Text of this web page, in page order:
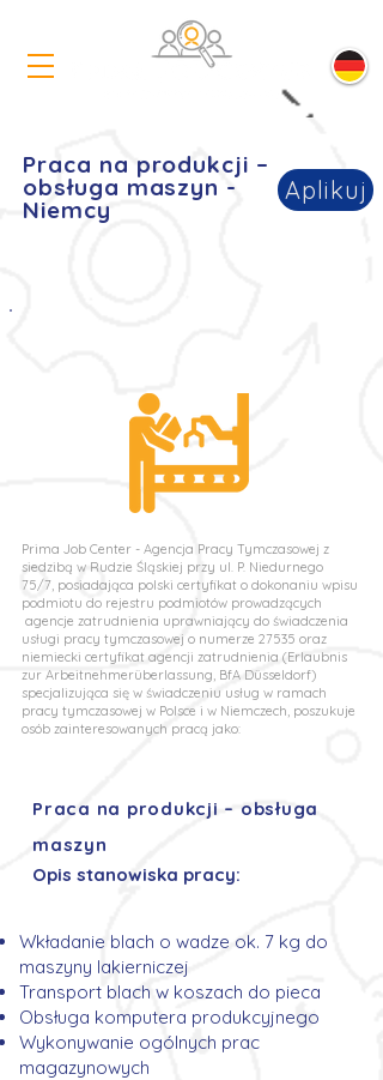
Praca na produkcji –
obsługa maszyn -
Niemcy
Aplikuj
Prima Job Center - Agencja Pracy Tymczasowej z
siedzibą w Rudzie Śląskiej przy ul. P. Niedurnego
75/7, posiadająca polski certyfikat o dokonaniu wpisu
podmiotu do rejestru podmiotów prowadzących
agencje zatrudnienia uprawniający do świadczenia
usługi pracy tymczasowej o numerze 27535 oraz
niemiecki certyfikat agencji zatrudnienia (Erlaubnis
zur Arbeitnehmerüberlassung, BfA Düsseldorf)
specjalizująca się w świadczeniu usług w ramach
pracy tymczasowej w Polsce i w Niemczech, poszukuje
osób zainteresowanych pracą jako:
Praca na produkcji – obsługa
maszyn
Opis stanowiska pracy:
Wkładanie blach o wadze ok. 7 kg do
maszyny lakierniczej
Transport blach w koszach do pieca
Obsługa komputera produkcyjnego
Wykonywanie ogólnych prac
magazynowych